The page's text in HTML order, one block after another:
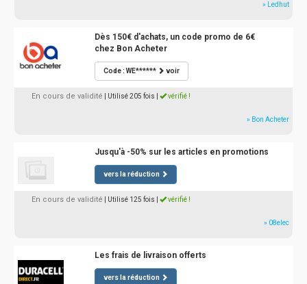
» Ledhut
Dès 150€ d'achats, un code promo de 6€
chez Bon Acheter
Code : WE****** voir
En cours de validité | Utilisé 205 fois vérifié !
» Bon Acheter
Jusqu'à -50% sur les articles en promotions
vers la réduction
En cours de validité | Utilisé 125 fois vérifié !
» 08elec
Les frais de livraison offerts
vers la réduction